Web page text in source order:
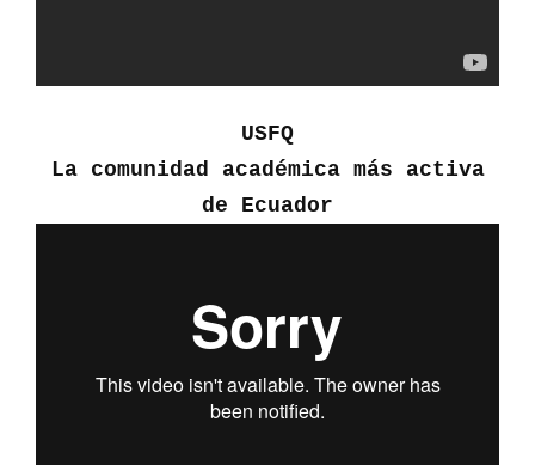
USFQ
La comunidad académica más activa
de Ecuador